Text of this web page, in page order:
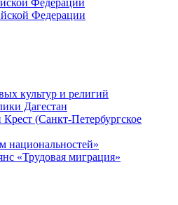
Федерации
культур и религий
Дагестан
(Санкт-Петербургское
национальностей»
«Трудовая миграция»